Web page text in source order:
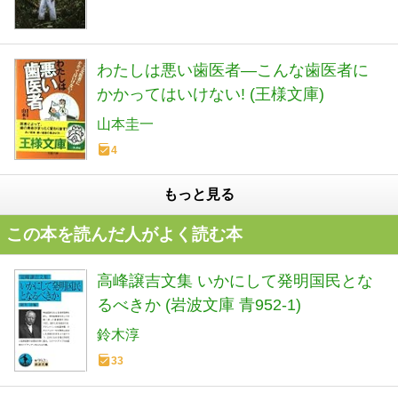
わたしは悪い歯医者―こんな歯医者に
かかってはいけない! (王様文庫)
山本圭一
4
もっと見る
この本を読んだ人がよく読む本
高峰譲吉文集 いかにして発明国民とな
るべきか (岩波文庫 青952-1)
鈴木淳
33